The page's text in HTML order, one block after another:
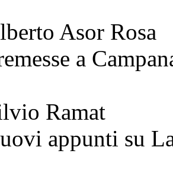
Asor Rosa
a
Ramat
appunti su